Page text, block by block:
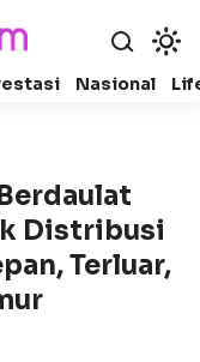
Nasional
Distribusi
Terluar,